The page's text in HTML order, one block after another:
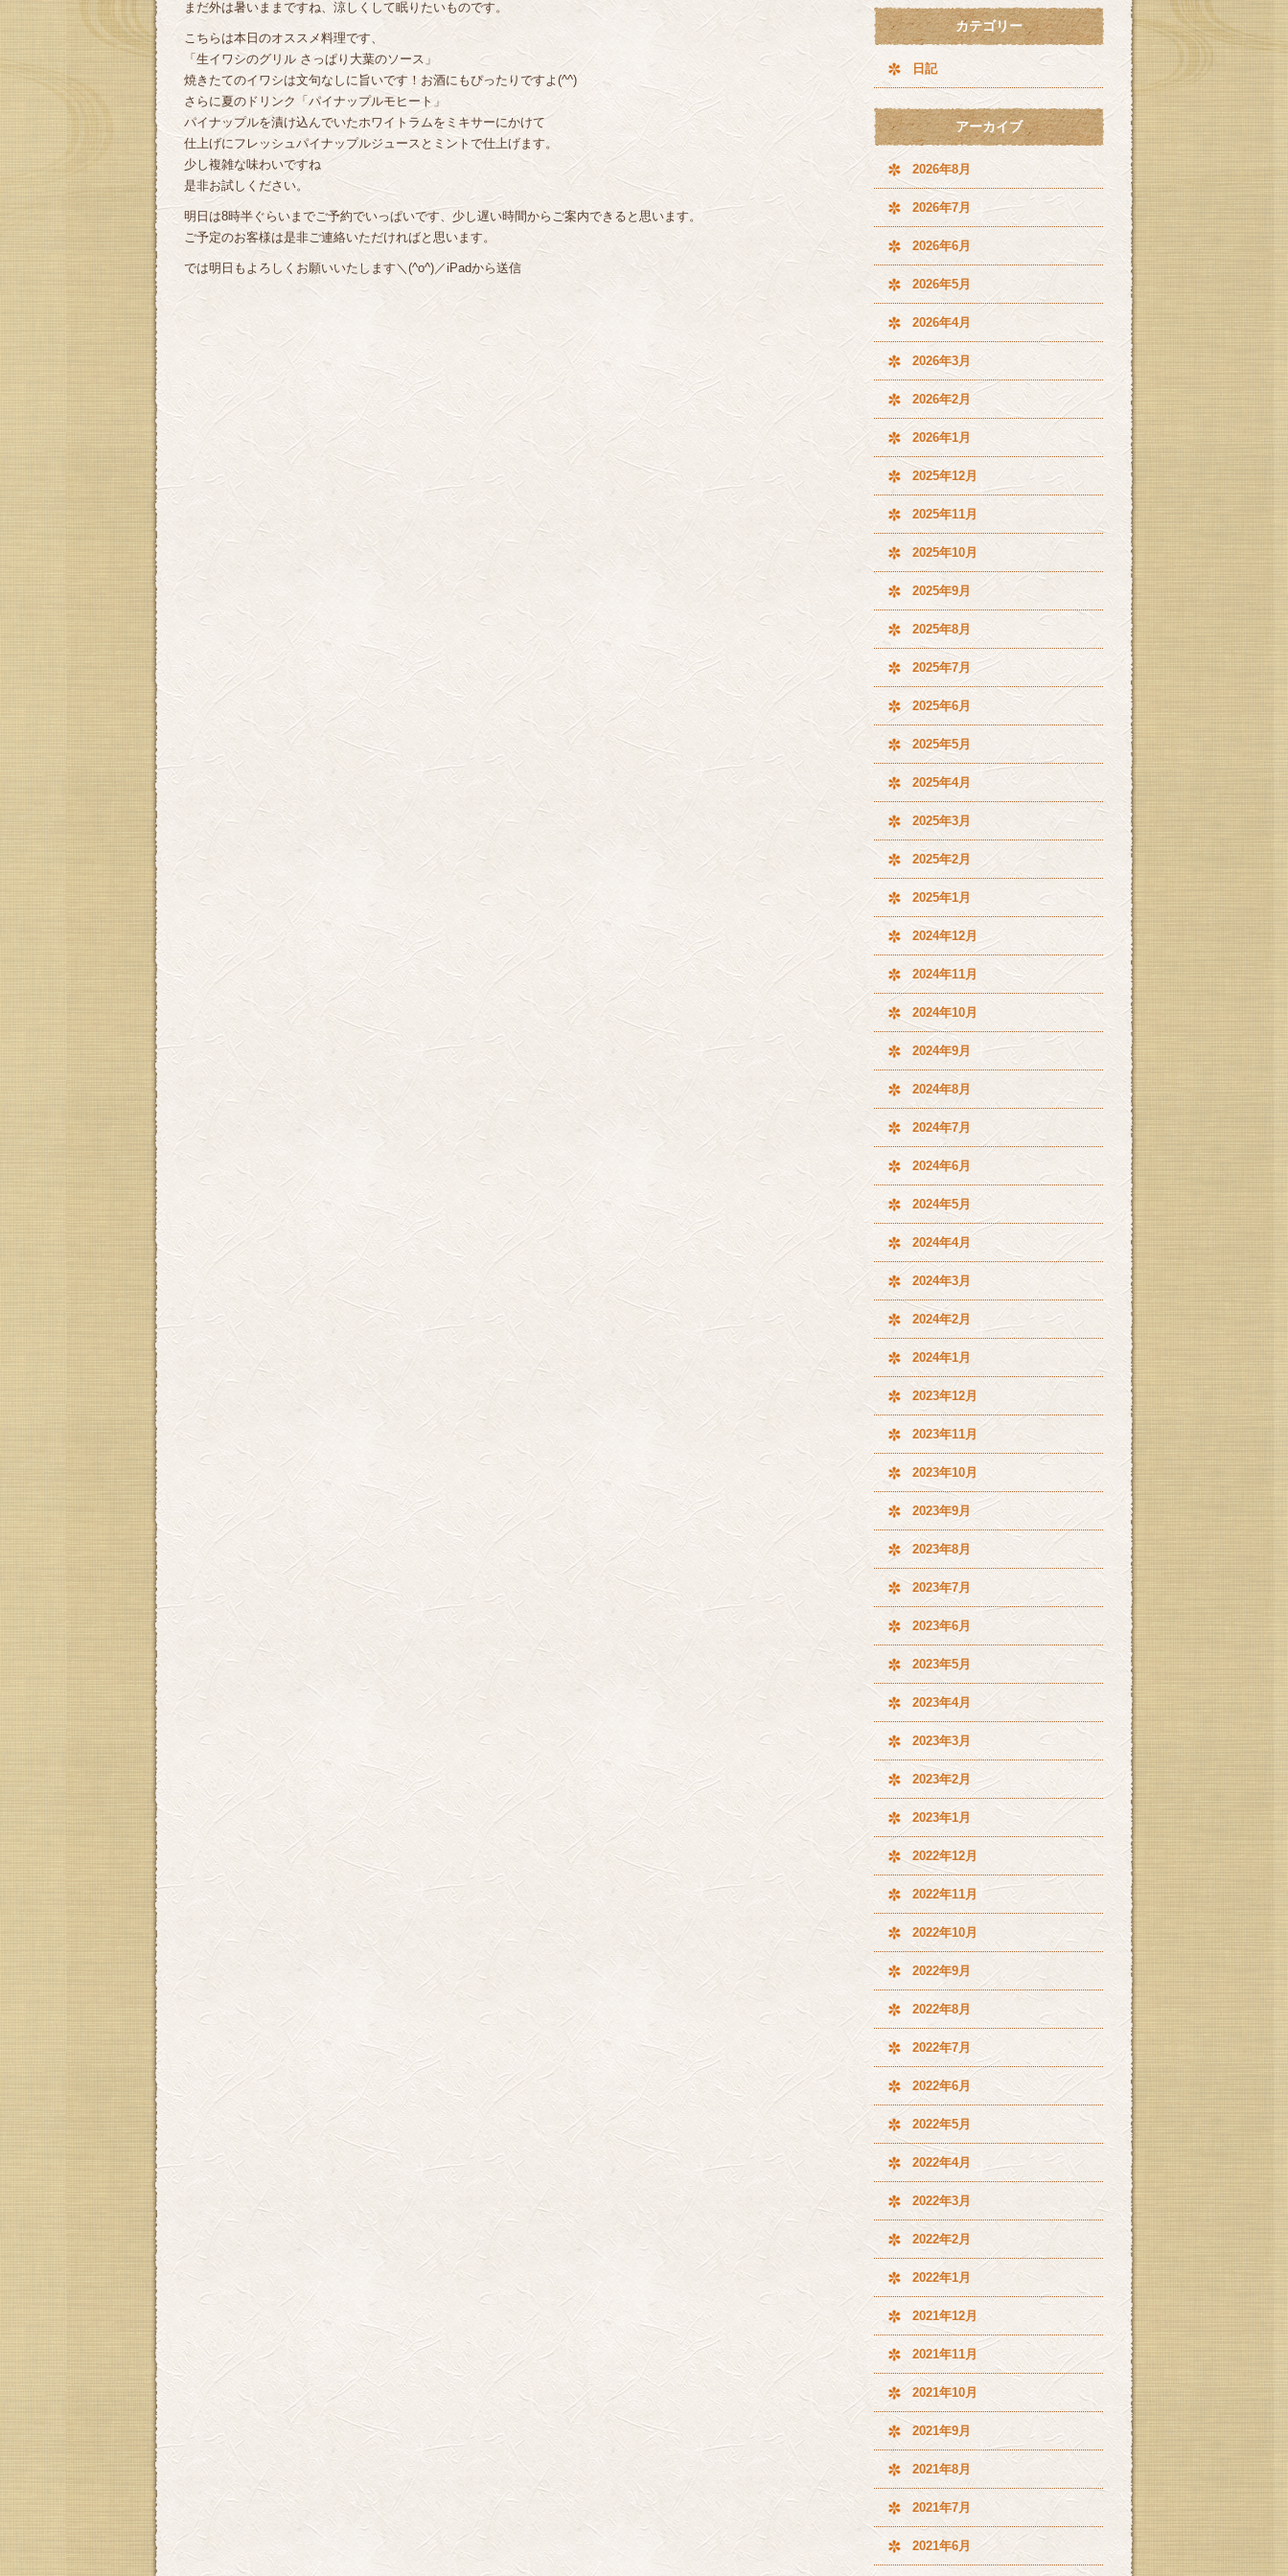
まだ外は暑いままですね、涼しくして眠りたいものです。
こちらは本日のオススメ料理です、
「生イワシのグリル さっぱり大葉のソース」
焼きたてのイワシは文句なしに旨いです！お酒にもぴったりですよ(^^)
さらに夏のドリンク「パイナップルモヒート」
パイナップルを漬け込んでいたホワイトラムをミキサーにかけて
仕上げにフレッシュパイナップルジュースとミントで仕上げます。
少し複雑な味わいですね
是非お試しください。
明日は8時半ぐらいまでご予約でいっぱいです、少し遅い時間からご案内できると思います。
ご予定のお客様は是非ご連絡いただければと思います。
では明日もよろしくお願いいたします＼(^o^)／iPadから送信
カテゴリー
日記
アーカイブ
2026年8月
2026年7月
2026年6月
2026年5月
2026年4月
2026年3月
2026年2月
2026年1月
2025年12月
2025年11月
2025年10月
2025年9月
2025年8月
2025年7月
2025年6月
2025年5月
2025年4月
2025年3月
2025年2月
2025年1月
2024年12月
2024年11月
2024年10月
2024年9月
2024年8月
2024年7月
2024年6月
2024年5月
2024年4月
2024年3月
2024年2月
2024年1月
2023年12月
2023年11月
2023年10月
2023年9月
2023年8月
2023年7月
2023年6月
2023年5月
2023年4月
2023年3月
2023年2月
2023年1月
2022年12月
2022年11月
2022年10月
2022年9月
2022年8月
2022年7月
2022年6月
2022年5月
2022年4月
2022年3月
2022年2月
2022年1月
2021年12月
2021年11月
2021年10月
2021年9月
2021年8月
2021年7月
2021年6月